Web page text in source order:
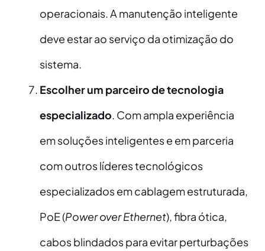
operacionais. A manutenção inteligente
deve estar ao serviço da otimização do
sistema.
Escolher um parceiro de tecnologia
especializado. Com ampla experiência
em soluções inteligentes e em parceria
com outros líderes tecnológicos
especializados em cablagem estruturada,
PoE (Power over Ethernet), fibra ótica,
cabos blindados para evitar perturbações